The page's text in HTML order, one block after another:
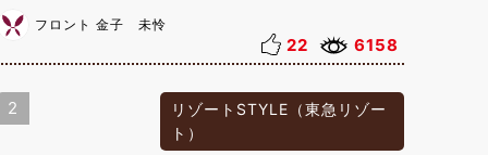
フロント 金子 未怜
22 6158
2
リゾートSTYLE（東急リゾー
ト）